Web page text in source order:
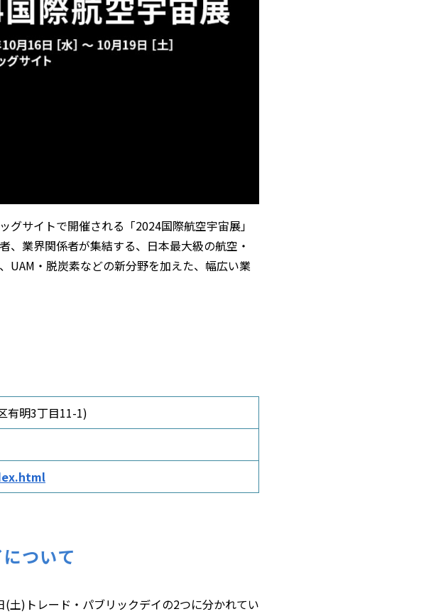
サイトで開催される「2024国際航空宇宙展」
、業界関係者が集結する、日本最大級の航空・
UAM・脱炭素などの新分野を加えた、幅広い業
有明3丁目11-1)
ついて
土)トレード・パブリックデイの2つに分かれてい